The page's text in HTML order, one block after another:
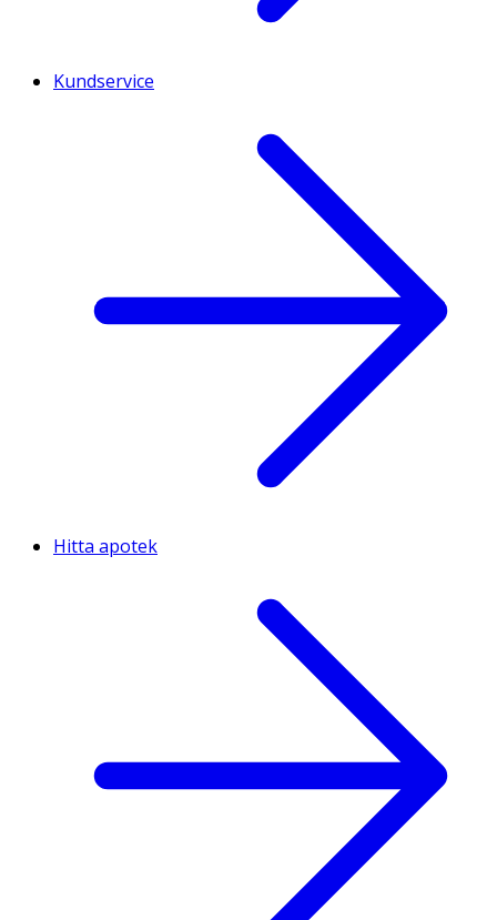
Kundservice
Hitta apotek